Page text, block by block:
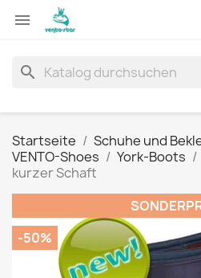

search
Startseite Schuhe und
VENTO-Shoes
York-Boots
kurzer Schaft
-50%